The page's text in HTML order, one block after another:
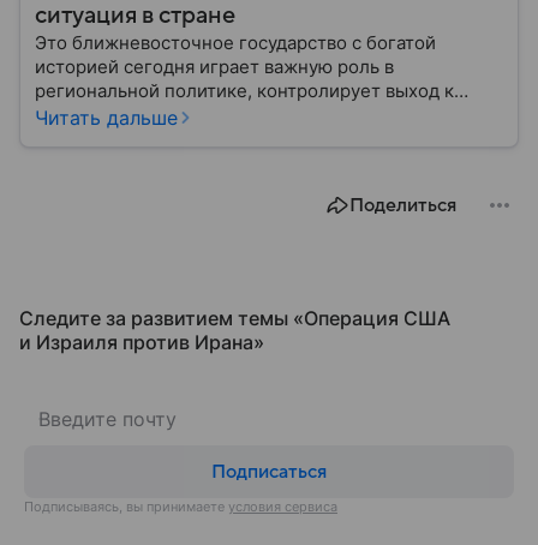
ситуация в стране
Это ближневосточное государство с богатой
историей сегодня играет важную роль в
региональной политике, контролирует выход к
Персидскому заливу и Ормузскому проливу, а также
Читать дальше
Поделиться
Следите за развитием темы «Операция США
и Израиля против Ирана»
Подписаться
Подписываясь, вы принимаете условия сервиса